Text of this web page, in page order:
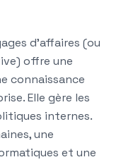
d'affaires (ou
offre une
connaissance
Elle gère les
internes.
une
et une